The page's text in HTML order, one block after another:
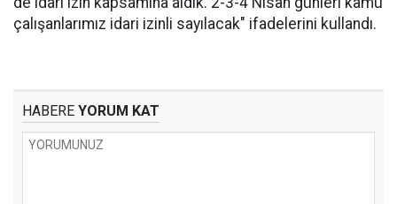
çalışanlarımız idari izinli sayılacak" ifadelerini kullandı.
HABERE YORUM KAT